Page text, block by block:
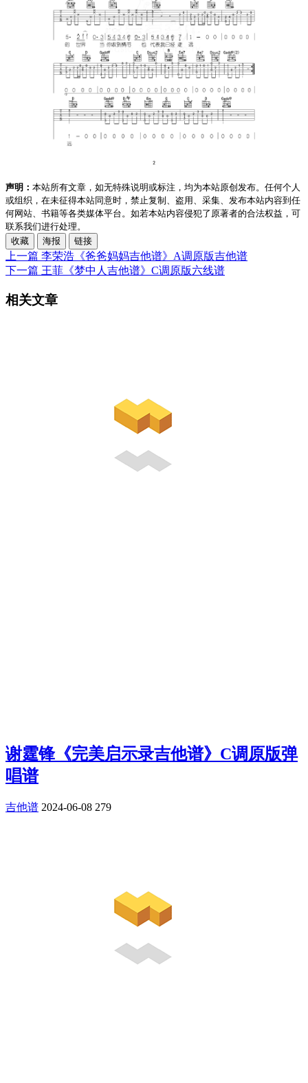
声明： 本站所有文章，如无特殊说明或标注，均为本站原创发布。任何个人
或组织，在未征得本站同意时，禁止复制、盗用、采集、发布本站内容到任
何网站、书籍等各类媒体平台。如若本站内容侵犯了原著者的合法权益，可
联系我们进行处理。
收藏
海报 链接
上一篇 李荣浩《爸爸妈妈吉他谱》A调原版吉他谱
下一篇 王菲《梦中人吉他谱》C调原版六线谱
相关文章
谢霆锋《完美启示录吉他谱》C调原版弹
唱谱
吉他谱 2024-06-08 279